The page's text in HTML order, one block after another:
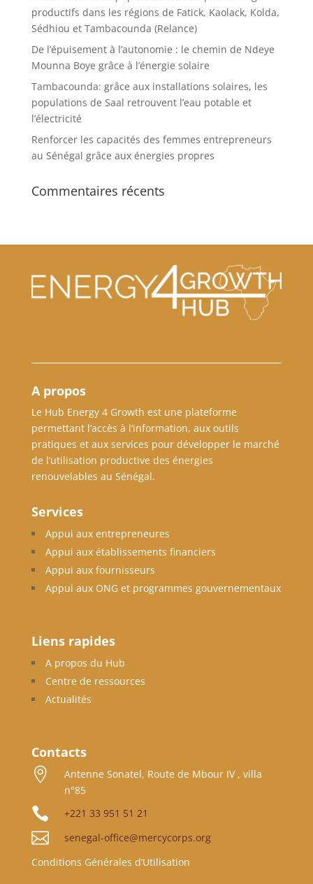
productifs dans les régions de Fatick, Kaolack, Kolda,
Sédhiou et Tambacounda (Relance)
De l’épuisement à l’autonomie : le chemin de Ndeye
Mounna Boye grâce à l’énergie solaire
Tambacounda: grâce aux installations solaires, les
populations de Saal retrouvent l’eau potable et
l’électricité
Renforcer les capacités des femmes entrepreneurs
au Sénégal grâce aux énergies propres
Commentaires récents
A propos
Le Hub Energy 4 Growth est une plateforme
permettant l’accès à l’information, aux outils
pratiques et aux services pour développer le marché
de l’utilisation productive des énergies
renouvelables au Sénégal.
Services
Appui aux entrepreneures
Appui aux établissements financiers
Appui aux fournisseurs
Appui aux ONG et programmes gouvernementaux
Liens rapides
A propos du Hub
Centre de ressources
Actualités
Contacts

Antenne Sonatel, Route de Mbour IV , villa
n°85
 +221 33 951 51 21

senegal-office@mercycorps.org
Conditions Générales d’Utilisation